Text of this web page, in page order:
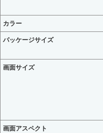
カラー
パッケージサイズ
画面サイズ
画面アスペクト